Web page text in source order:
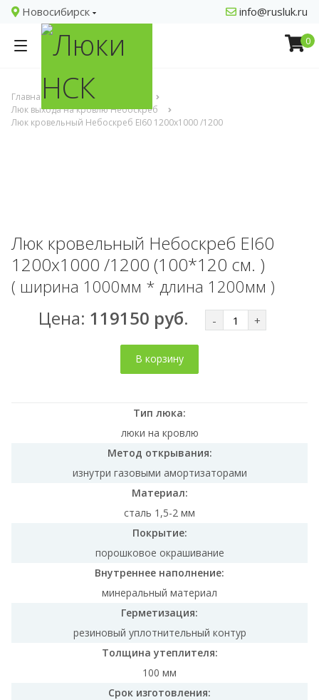
Новосибирск info@rusluk.ru
0
Главная
Люки кровельные
Люк выхода на кровлю Небоскреб
Люк кровельный Небоскреб EI60 1200x1000 /1200
Люк кровельный Небоскреб EI60
1200x1000 /1200 (100*120 см. )
( ширина 1000мм * длина 1200мм )
Цена: 119150 руб. - +
В корзину
Тип люка:
люки на кровлю
Метод открывания:
изнутри газовыми амортизаторами
Материал:
сталь 1,5-2 мм
Покрытие:
порошковое окрашивание
Внутреннее наполнение:
минеральный материал
Герметизация:
резиновый уплотнительный контур
Толщина утеплителя:
100 мм
Срок изготовления: